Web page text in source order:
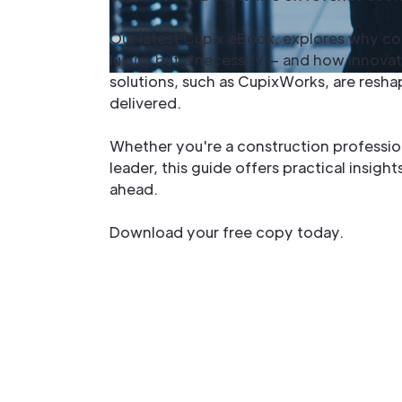
Our latest Cupix eBook, explores why
luxury but a necessity — and how
solutions, such as CupixWorks, are
delivered.
Whether you're a construction
leader, this guide offers practical
ahead.
Download your free copy today.